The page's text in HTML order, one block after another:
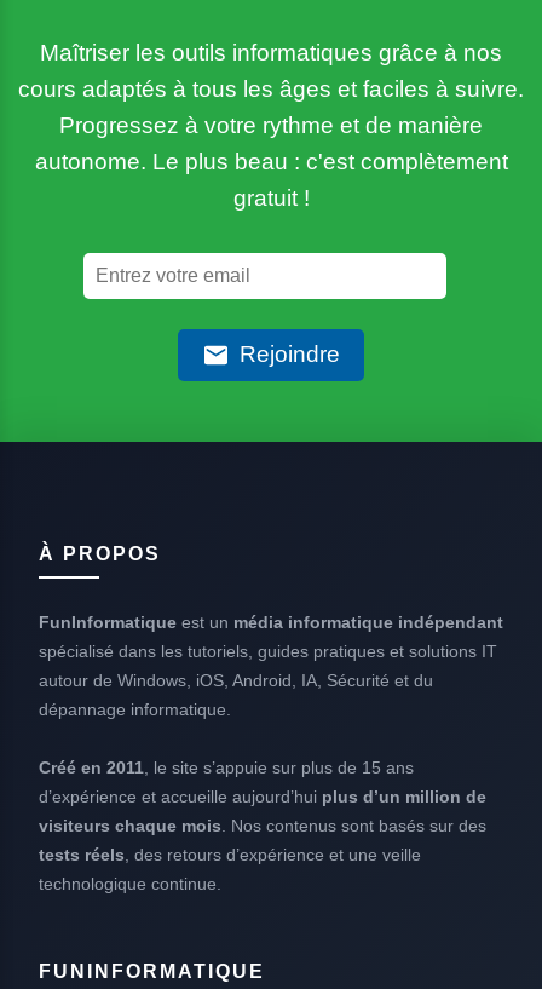
Maîtriser les outils informatiques grâce à nos
cours adaptés à tous les âges et faciles à suivre.
Progressez à votre rythme et de manière
autonome. Le plus beau : c'est complètement
gratuit !
Rejoindre
À PROPOS
FunInformatique est un média informatique indépendant
spécialisé dans les tutoriels, guides pratiques et solutions IT
autour de Windows, iOS, Android, IA, Sécurité et du
dépannage informatique.
Créé en 2011 , le site s’appuie sur plus de 15 ans
d’expérience et accueille aujourd’hui plus d’un million de
visiteurs chaque mois . Nos contenus sont basés sur des
tests réels , des retours d’expérience et une veille
technologique continue.
FUNINFORMATIQUE